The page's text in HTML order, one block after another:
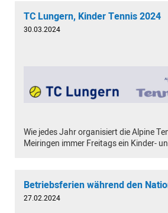
TC Lungern, Kinder Tennis 2024
30.03.2024
Wie jedes Jahr organisiert die Alpine
Meiringen immer Freitags ein Kinder-
27.02.2024